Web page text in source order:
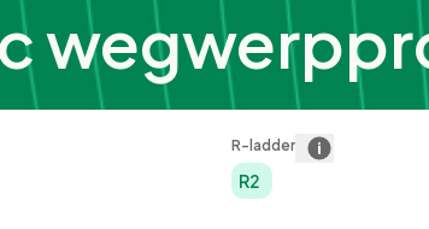
R-ladder
R2